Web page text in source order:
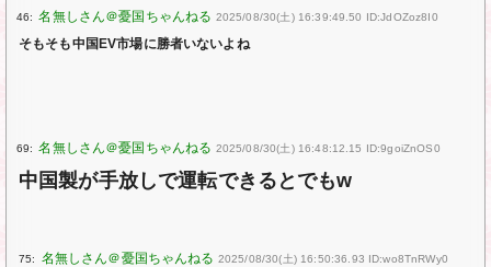
46: 2025/08/30(土) 16:39:49.50 ID:JdOZoz8I0
そもそも中国EV市場に勝者いないよね
69: 2025/08/30(土) 16:48:12.15 ID:9goiZnOS0
中国製が手放しで運転できるとでもw
75: 2025/08/30(土) 16:50:36.93 ID:wo8TnRWy0